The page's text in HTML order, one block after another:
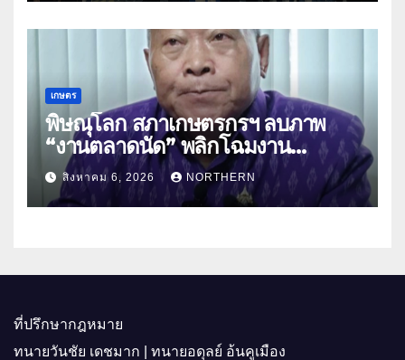
เกษตร
พิษณุโลก สภาเกษตรกรฯ ลบภาพ
“งานตลาดนัด” พลิกโฉมงาน
“เกษตรรุ่งเรืองเมืองสองแคว 69” มุ่ง
ประโยชน์เกษตรกร ดึงนวัตกรรม-จับ
คู่ธุรกิจดันสินค้าเกษตรสู่สากล (คลิป)
สิงหาคม 6, 2026 NORTHERN
ที่ปรึกษากฎหมาย
ทนายวันชัย เดชมาก | ทนายอดุลย์ อ้นคูเมือง